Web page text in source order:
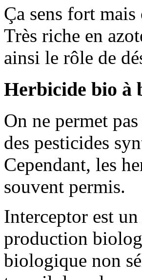
Ça sens fort
Très riche en
ainsi le rôle de
Herbicide bio à
On ne permet
des pesticides
Cependant, les
souvent permis.
Interceptor est
production
biologique non